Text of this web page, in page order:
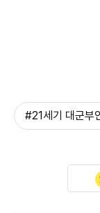
#21세기 대군부